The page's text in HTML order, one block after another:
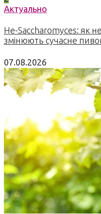
Актуально
Не-Saccharomyces: як
змінюють сучасне
07.08.2026